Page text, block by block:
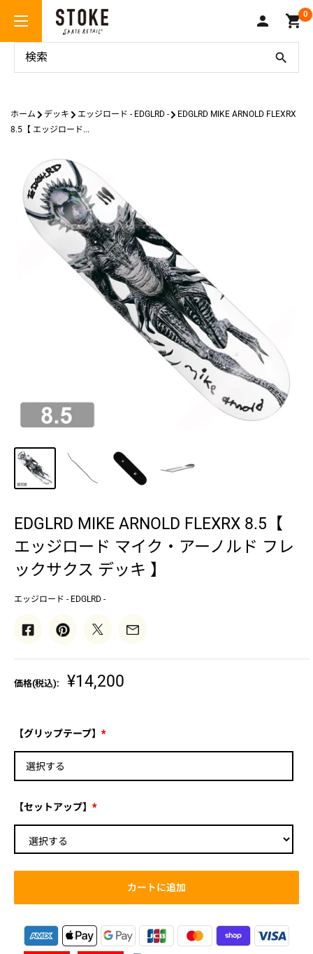
テ
Stoke
Skate
0
ホーム デッキ エッジロード - EDGLRD -
EDGLRD MIKE ARNOLD FLEXRX
8.5【 エッジロード...
EDGLRD MIKE ARNOLD FLEXRX 8.5【
エッジロード マイク・アーノルド フレ
ックサクス デッキ 】
エッジロード - EDGLRD -
価格(税込):
販
格
¥14,200
【グリップテープ】 *
選択する
【セットアップ】 *
カートに追加